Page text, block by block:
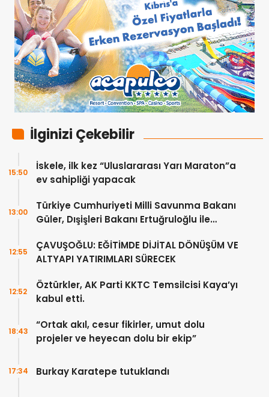
İlginizi Çekebilir
İskele, ilk kez “Uluslararası Yarı Maraton”a
ev sahipliği yapacak
15:50
Türkiye Cumhuriyeti Milli Savunma Bakanı
Güler, Dışişleri Bakanı Ertuğruloğlu ile
13:00
ÇAVUŞOĞLU: EĞİTİMDE DİJİTAL DÖNÜŞÜM VE
ALTYAPI YATIRIMLARI SÜRECEK
12:55
Öztürkler, AK Parti KKTC Temsilcisi Kaya’yı
kabul etti.
12:52
“Ortak akıl, cesur fikirler, umut dolu
projeler ve heyecan dolu bir ekip”
18:43
Burkay Karatepe tutuklandı
17:34